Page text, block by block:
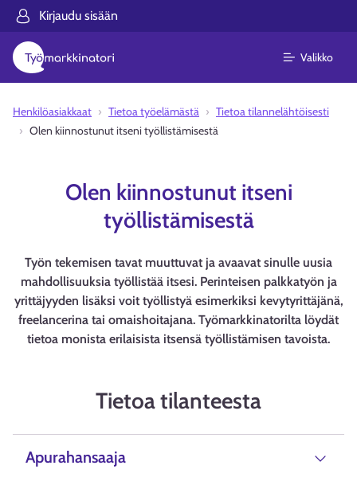
Kirjaudu sisään
Valikko
Henkilöasiakkaat Tietoa työelämästä
Tietoa tilannelähtöisesti
Olen kiinnostunut itseni työllistämisestä
Olen kiinnostunut itseni
työllistämisestä
Työn tekemisen tavat muuttuvat ja avaavat sinulle uusia
mahdollisuuksia työllistää itsesi. Perinteisen palkkatyön ja
yrittäjyyden lisäksi voit työllistyä esimerkiksi kevytyrittäjänä,
freelancerina tai omaishoitajana. Työmarkkinatorilta löydät
tietoa monista erilaisista itsensä työllistämisen tavoista.
Tietoa tilanteesta
Apurahansaaja